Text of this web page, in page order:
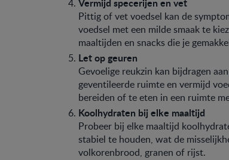
Pittig of vet voedsel kan de
voedsel met een milde smaak te
maaltijden en snacks die je
Let op geuren
Gevoelige reukzin kan bijdragen
geventileerde ruimte en vermijd
bereiden of te eten in een ruimte
Koolhydraten bij elke maaltijd
Probeer bij elke maaltijd
stabiel te houden, wat de
volkorenbrood, granen of rijst.